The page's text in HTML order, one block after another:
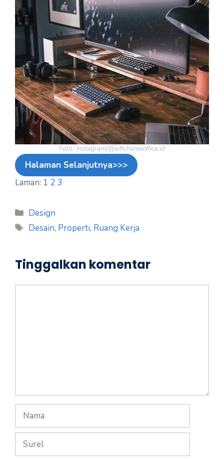
Foto : Instagram/@wfh.homeoffice.id
Halaman Selanjutnya>>>
Laman: 1 2 3
Kategori
Design
Tag
Desain, Properti, Ruang Kerja
Tinggalkan komentar
Nama
Surel